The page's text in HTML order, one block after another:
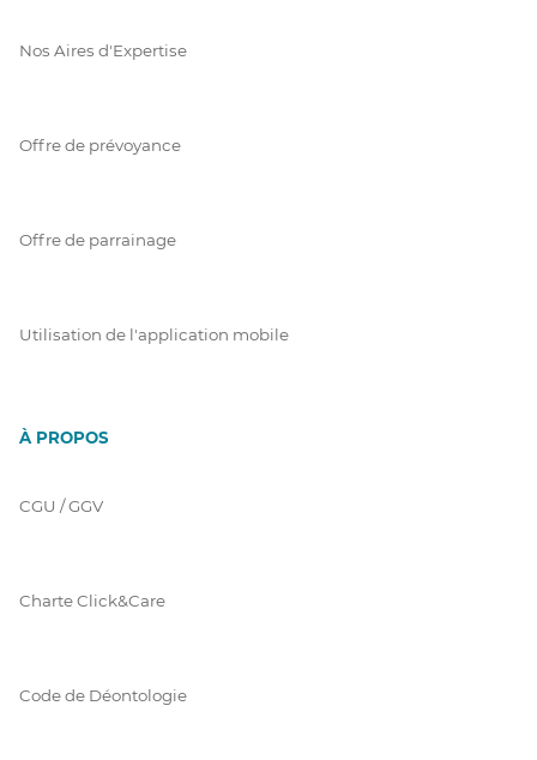
Nos Aires d'Expertise
Offre de prévoyance
Offre de parrainage
Utilisation de l'application mobile
À PROPOS
CGU / GGV
Charte Click&Care
Code de Déontologie